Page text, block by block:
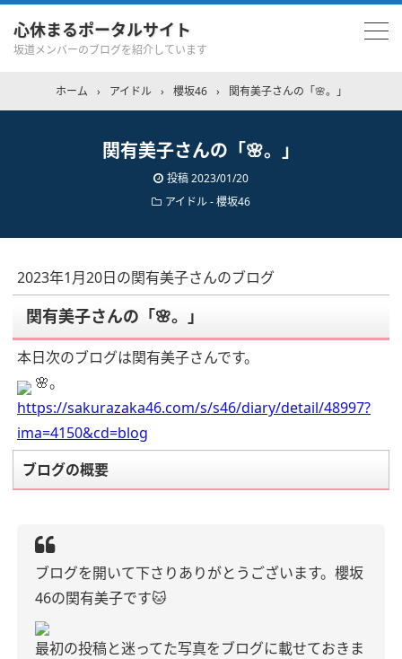
心休まるポータルサイト
坂道メンバーのブログを紹介しています
ホーム › アイドル › 櫻坂46 › 関有美子さんの「🌸。」
関有美子さんの「🌸。」
投稿2023/01/20
アイドル - 櫻坂46
2023年1月20日の関有美子さんのブログ
関有美子さんの「🌸。」
本日次のブログは関有美子さんです。
🌸。
https://sakurazaka46.com/s/s46/diary/detail/48997?
ima=4150&cd=blog
ブログの概要
ブログを開いて下さりありがとうございます。櫻坂
46の関有美子です🐱
最初の投稿と迷ってた写真をブログに載せておきま